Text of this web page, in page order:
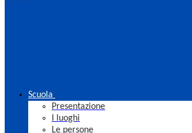
Scuola
Presentazione
I luoghi
Le persone